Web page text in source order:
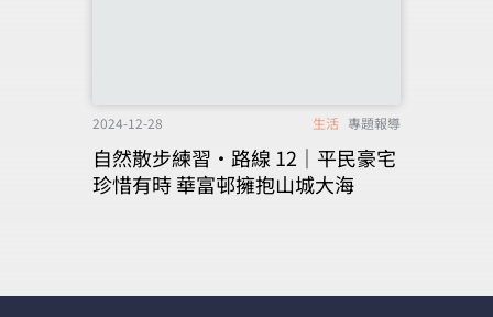
2024-12-28 生活 專題報導
自然散步練習‧路線 12│平民豪宅
珍惜有時 華富邨擁抱山城大海